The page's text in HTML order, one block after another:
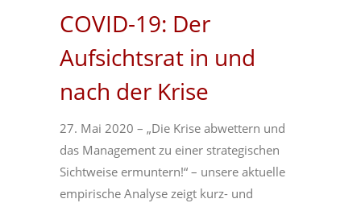
COVID-19: Der
Aufsichtsrat in und
nach der Krise
27. Mai 2020 – „Die Krise abwettern und
das Management zu einer strategischen
Sichtweise ermuntern!“ – unsere aktuelle
empirische Analyse zeigt kurz- und